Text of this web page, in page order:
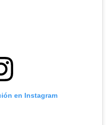
en Instagram